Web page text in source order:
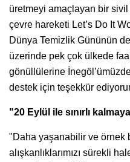
üretmeyi amaçlayan bir
çevre hareketi Let’s Do It
Dünya Temizlik Gününün
üzerinde pek çok ülkede
gönüllülerine
destek için teşekkür
"20 Eylül ile sınırlı
"Daha yaşanabilir ve örnek
alışkanlıklarımızı sürekli